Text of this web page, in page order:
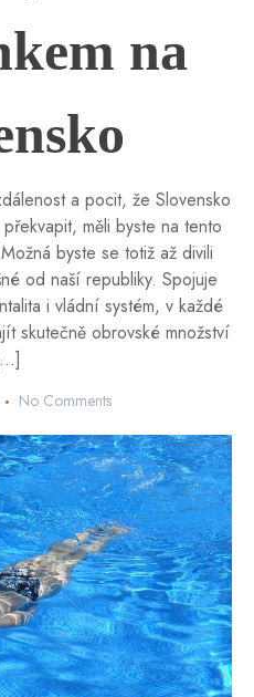
na
a pocit, že Slovensko
měli byste na tento
byste se totiž až divili
od naší republiky. Spojuje
i vládní systém, v každé
skutečně obrovské množství
No Comments